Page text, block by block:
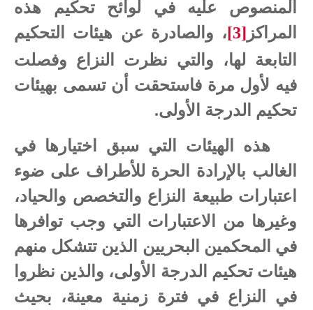
المنصوص عليه في لوائح تحكيم هذه
المراكز [3]، والصادرة عن هيئات التحكيم
التابعة لها، والتي نظرت النزاع وفصلت
فيه لأول مرة فاستحقت أن تسمى بهيئات
تحكيم الدرجة الأولى.
هذه الهيئات التي سبق اختيارها في
الغالب بالإرادة الحرة للأطراف على ضوء
اعتبارات طبيعة النزاع والتخصص والحياد،
وغيرها من الاعتبارات التي وجب توافرها
في المحكمين البحريين الذين تتشكل منهم
هيئات تحكيم الدرجة الأولى، والذين نظروا
في النزاع في فترة زمنية معينة، بحيث